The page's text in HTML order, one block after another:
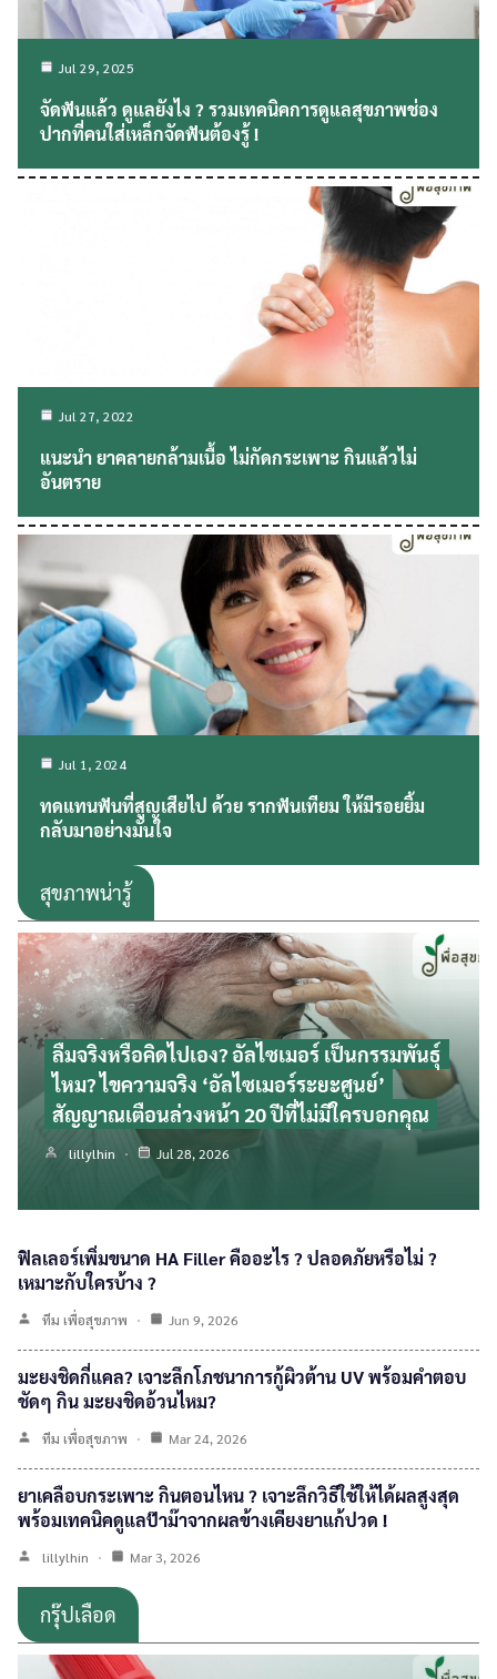
Jul 29, 2025
จัดฟันแล้ว ดูแลยังไง ? รวมเทคนิคการดูแลสุขภาพช่อง
ปากที่คนใส่เหล็กจัดฟันต้องรู้ !
Jul 27, 2022
แนะนำ ยาคลายกล้ามเนื้อ ไม่กัดกระเพาะ กินแล้วไม่
อันตราย
Jul 1, 2024
ทดแทนฟันที่สูญเสียไป ด้วย รากฟันเทียม ให้มีรอยยิ้ม
กลับมาอย่างมั่นใจ
สุขภาพน่ารู้
ลืมจริงหรือคิดไปเอง? อัลไซเมอร์ เป็นกรรมพันธุ์
ไหม? ไขความจริง ‘อัลไซเมอร์ระยะศูนย์’
สัญญาณเตือนล่วงหน้า 20 ปีที่ไม่มีใครบอกคุณ
lillylhin Jul 28, 2026
ฟิลเลอร์เพิ่มขนาด HA Filler คืออะไร ? ปลอดภัยหรือไม่ ?
เหมาะกับใครบ้าง ?
ทีม เพื่อสุขภาพ Jun 9, 2026
มะยงชิดกี่แคล? เจาะลึกโภชนาการกู้ผิวต้าน UV พร้อมคำตอบ
ชัดๆ กิน มะยงชิดอ้วนไหม?
ทีม เพื่อสุขภาพ Mar 24, 2026
ยาเคลือบกระเพาะ กินตอนไหน ? เจาะลึกวิธีใช้ให้ได้ผลสูงสุด
พร้อมเทคนิคดูแลป๊าม๊าจากผลข้างเคียงยาแก้ปวด !
lillylhin Mar 3, 2026
กรุ๊ปเลือด